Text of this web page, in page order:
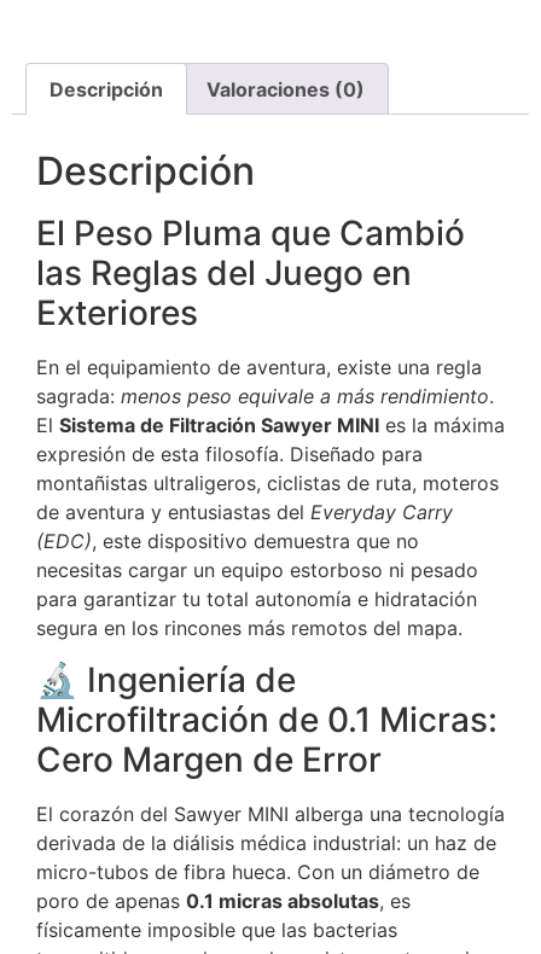
Descripción Valoraciones (0)
Descripción
El Peso Pluma que Cambió
las Reglas del Juego en
Exteriores
En el equipamiento de aventura, existe una regla
sagrada: menos peso equivale a más rendimiento.
El Sistema de Filtración Sawyer MINI es la máxima
expresión de esta filosofía. Diseñado para
montañistas ultraligeros, ciclistas de ruta, moteros
de aventura y entusiastas del Everyday Carry
(EDC), este dispositivo demuestra que no
necesitas cargar un equipo estorboso ni pesado
para garantizar tu total autonomía e hidratación
segura en los rincones más remotos del mapa.
🔬 Ingeniería de
Microfiltración de 0.1 Micras:
Cero Margen de Error
El corazón del Sawyer MINI alberga una tecnología
derivada de la diálisis médica industrial: un haz de
micro-tubos de fibra hueca. Con un diámetro de
poro de apenas 0.1 micras absolutas, es
físicamente imposible que las bacterias